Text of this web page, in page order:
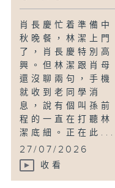
肖長慶忙着準備中
秋晚餐，林潔上門
了，肖長慶特別高
興。但林潔跟肖母
還沒聊兩句，手機
就收到老同學消
息，說有個叫孫前
程的一直在打聽林
潔底細。正在此...
27/07/2026
收看